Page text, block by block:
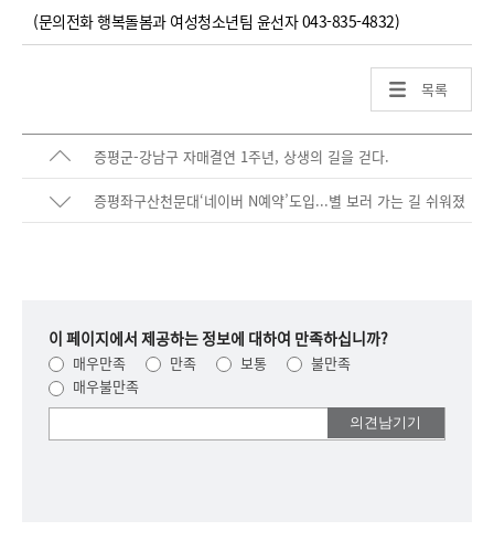
(문의전화 행복돌봄과 여성청소년팀 윤선자 043-835-4832)
목록
증평군-강남구 자매결연 1주년, 상생의 길을 걷다.
증평좌구산천문대‘네이버 N예약’도입...별 보러 가는 길 쉬워졌
이 페이지에서 제공하는 정보에 대하여 만족하십니까?
매우만족 만족 보통
불만족
매우불만족
의견을